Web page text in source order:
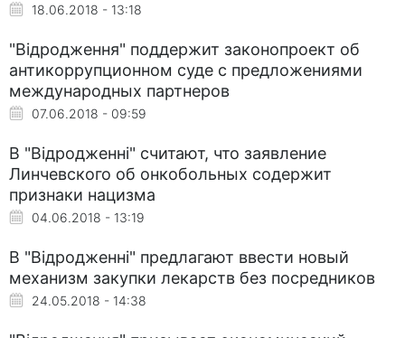
18.06.2018 - 13:18
"Відродження" поддержит законопроект об
антикоррупционном суде с предложениями
международных партнеров
07.06.2018 - 09:59
В "Відродженні" считают, что заявление
Линчевского об онкобольных содержит
признаки нацизма
04.06.2018 - 13:19
В "Відродженні" предлагают ввести новый
механизм закупки лекарств без посредников
24.05.2018 - 14:38